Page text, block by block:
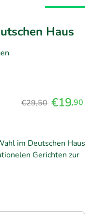
Haus
€29,50 €19,90
im Deutschen Haus
Gerichten zur